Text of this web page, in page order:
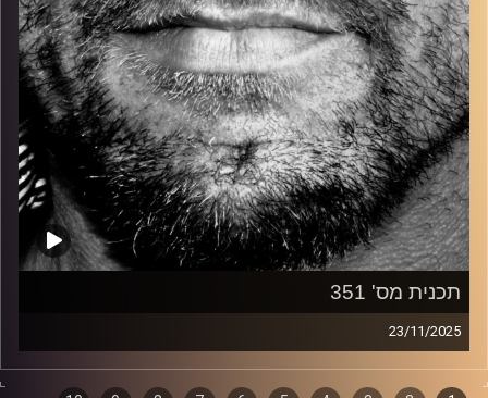
תכנית מס' 351
23/11/2025
זיפים, מוזיקה מחוספסת של הופעות חיות. הרבה ג'אם, רוק,
בלוז, bluegrass, ג'אז, Fאנק, פרוגרסיב ואפילו אלקטרוניקה.